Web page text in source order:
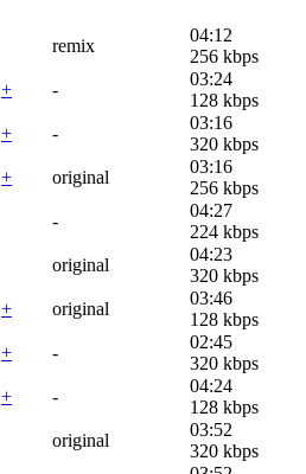
remix
04:12
256 kbps
+ -
03:24
128 kbps
+ -
03:16
320 kbps
+ original
03:16
256 kbps
-
04:27
224 kbps
original
04:23
320 kbps
+ original
03:46
128 kbps
+ -
02:45
320 kbps
+ -
04:24
128 kbps
original
03:52
320 kbps